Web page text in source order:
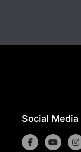
Social Media